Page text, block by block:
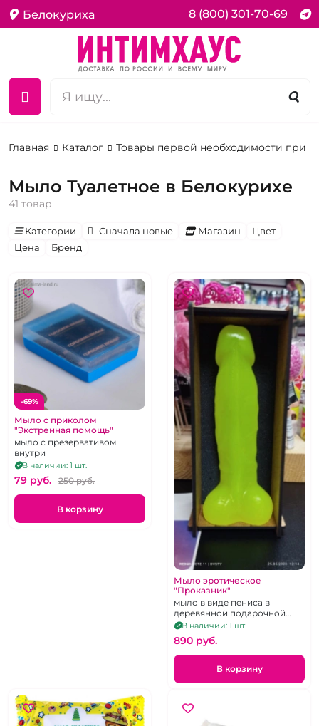
Белокуриха 8 (800) 301-70-69
Главная Каталог Товары первой необходимости при
Мыло Туалетное в Белокурихе
41 товар
Категории Сначала новые Магазин
Цвет
Цена
Бренд
-69%
Мыло с приколом
"Экстренная помощь"
мыло с презервативом
внутри
В наличии: 1 шт.
79 pуб. 250 pуб.
В корзину
Мыло эротическое
"Проказник"
мыло в виде пениса в
деревянной подарочной
упаковке
В наличии: 1 шт.
890 pуб.
В корзину